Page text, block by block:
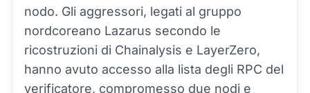
nodo. Gli aggressori, legati al gruppo
nordcoreano Lazarus secondo le
ricostruzioni di Chainalysis e LayerZero,
hanno avuto accesso alla lista degli RPC del
verificatore, compromesso due nodi e